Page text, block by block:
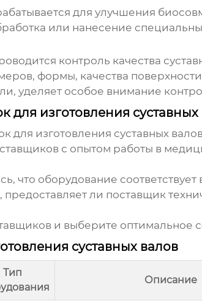
для улучшения
или нанесение
контроль качества
формы, качества
уделяет особое внимание
для изготовления суставных
для изготовления суставных
с опытом работы в
что оборудование
предоставляет ли поставщик
и выберите оптимальное
суставных валов
Тип
Описание